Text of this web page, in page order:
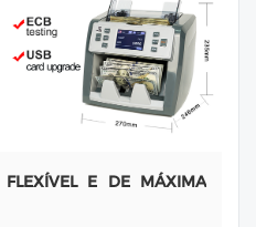
FLEXÍVEL E DE MÁXIMA